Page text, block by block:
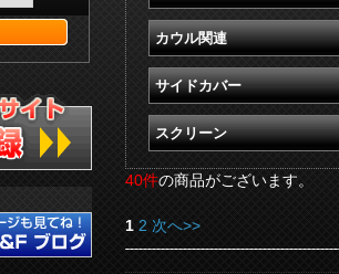
カウル関連
サイドカバー
スクリーン
40件の商品がございます。
1 2 次へ>>